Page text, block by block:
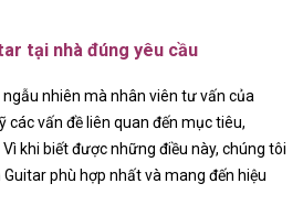
tại nhà đúng yêu cầu
nhiên mà nhân viên tư vấn của
các vấn đề liên quan đến mục tiêu,
khi biết được những điều này, chúng tôi
phù hợp nhất và mang đến hiệu